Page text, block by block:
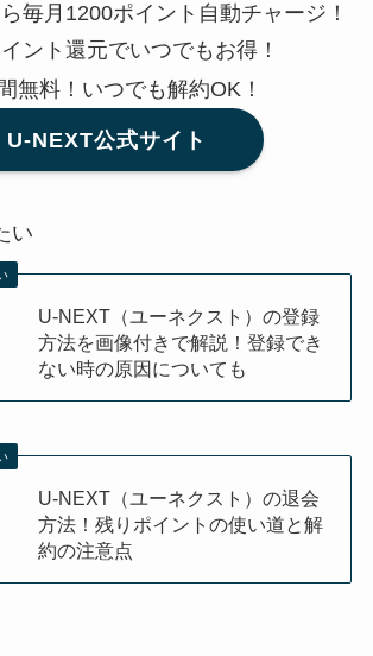
毎月1200ポイント自動チャージ！
ント還元でいつでもお得！
無料！いつでも解約OK！
U-NEXT公式サイト
い
U-NEXT（ユーネクスト）の登録
方法を画像付きで解説！登録でき
ない時の原因についても
U-NEXT（ユーネクスト）の退会
方法！残りポイントの使い道と解
約の注意点